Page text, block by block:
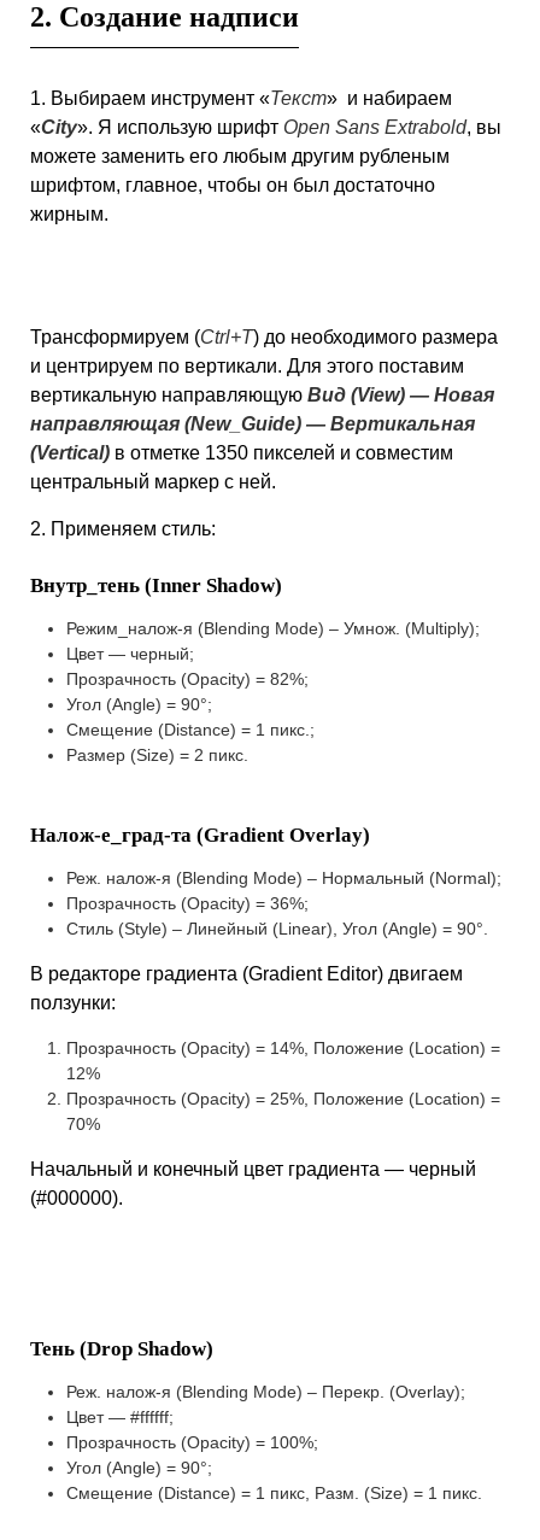
2. Создание надписи
1. Выбираем инструмент «Текст» и набираем
«City». Я использую шрифт Open Sans Extrabold, вы
можете заменить его любым другим рубленым
шрифтом, главное, чтобы он был достаточно
жирным.
Трансформируем (Ctrl+T) до необходимого размера
и центрируем по вертикали. Для этого поставим
вертикальную направляющую Вид (View) — Новая
направляющая (New_Guide) — Вертикальная
(Vertical) в отметке 1350 пикселей и совместим
центральный маркер с ней.
2. Применяем стиль:
Внутр_тень (Inner Shadow)
Режим_налож-я (Blending Mode) – Умнож. (Multiply);
Цвет — черный;
Прозрачность (Opacity) = 82%;
Угол (Angle) = 90°;
Смещение (Distance) = 1 пикс.;
Размер (Size) = 2 пикс.
Налож-е_град-та (Gradient Overlay)
Реж. налож-я (Blending Mode) – Нормальный (Normal);
Прозрачность (Opacity) = 36%;
Стиль (Style) – Линейный (Linear), Угол (Angle) = 90°.
В редакторе градиента (Gradient Editor) двигаем
ползунки:
Прозрачность (Opacity) = 14%, Положение (Location) =
12%
Прозрачность (Opacity) = 25%, Положение (Location) =
70%
Начальный и конечный цвет градиента — черный
(#000000).
Тень (Drop Shadow)
Реж. налож-я (Blending Mode) – Перекр. (Overlay);
Цвет — #ffffff;
Прозрачность (Opacity) = 100%;
Угол (Angle) = 90°;
Смещение (Distance) = 1 пикс, Разм. (Size) = 1 пикс.